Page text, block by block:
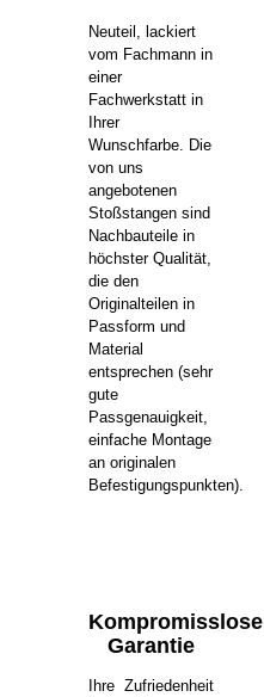
Neuteil, lackiert
vom Fachmann in
einer
Fachwerkstatt in
Ihrer
Wunschfarbe. Die
von uns
angebotenen
Stoßstangen sind
Nachbauteile in
höchster Qualität,
die den
Originalteilen in
Passform und
Material
entsprechen (sehr
gute
Passgenauigkeit,
einfache Montage
an originalen
Befestigungspunkten).
Kompromisslose
Garantie
Ihre Zufriedenheit